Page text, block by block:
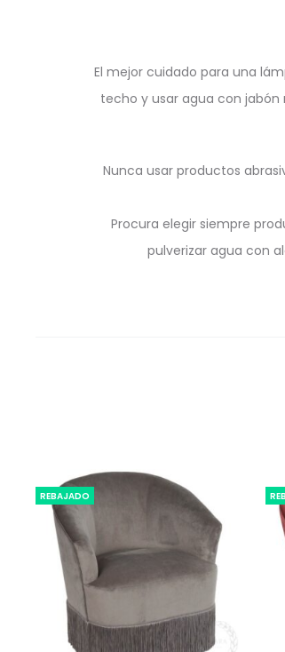
El mejor cuidado para una
techo y usar agua con jabón
Nunca usar productos
Procura elegir siempre
pulverizar agua con
REBAJADO